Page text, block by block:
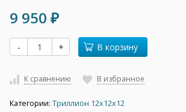
9 950 ₽
- + В корзину
К сравнению В избранное
Категории: Триллион 12х12х12